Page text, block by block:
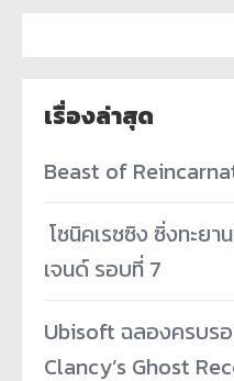
เรื่องล่าสุด
Beast of
โซนิคเรซซิง ซิ่งทะย
เจนด์ รอบที่ 7
Ubisoft ฉลองครบร
Clancy’s Ghost